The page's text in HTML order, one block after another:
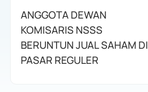
ANGGOTA DEWAN
KOMISARIS NSSS
BERUNTUN JUAL SAHAM DI
PASAR REGULER